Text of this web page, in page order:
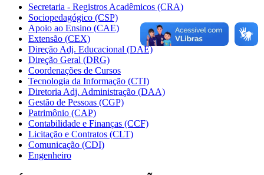
Secretaria - Registros Acadêmicos (CRA)
Sociopedagógico (CSP)
Apoio ao Ensino (CAE)
Extensão (CEX)
Direção Adj. Educacional (DAE)
Direção Geral (DRG)
Coordenações de Cursos
Tecnologia da Informação (CTI)
Diretoria Adj. Administração (DAA)
Gestão de Pessoas (CGP)
Patrimônio (CAP)
Contabilidade e Finanças (CCF)
Licitação e Contratos (CLT)
Comunicação (CDI)
Engenheiro